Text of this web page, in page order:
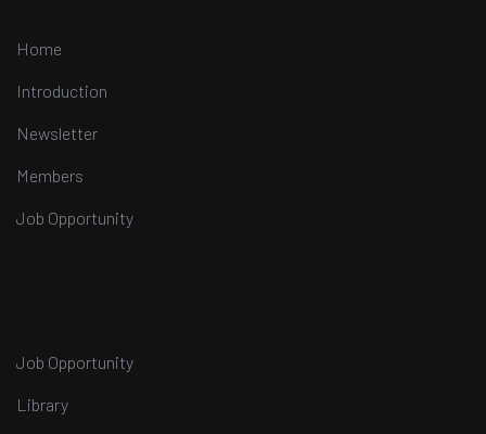
Home
Introduction
Newsletter
Members
Job Opportunity
Job Opportunity
Library